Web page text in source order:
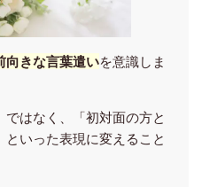
向きな言葉遣いを意識しま
はなく、「初対面の方と
いった表現に変えること